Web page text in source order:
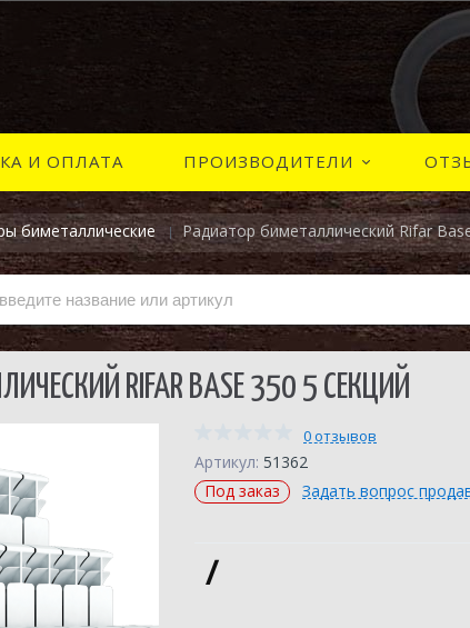
И ОПЛАТА ПРОИЗВОДИТЕЛИ
биметаллические Радиатор биметаллический Rifar
RIFAR BASE 350 5 СЕКЦИЙ
0 отзывов
Артикул: 51362
Под заказ
Задать вопрос
/